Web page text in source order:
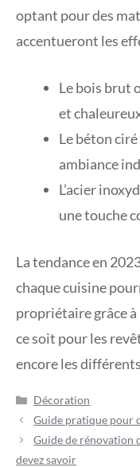
optant pour des
accentueront les
Le bois brut
et
Le béton
ambiance
L’acier
une touche
La tendance en
chaque cuisine
propriétaire grâce à
ce soit pour les
encore les
Catégories
Décoration
Guide pratique pour
Guide de rénovation
devez savoir